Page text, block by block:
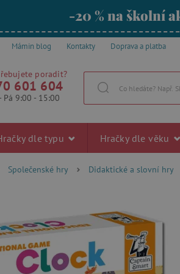
-20 % na školní
Mámin blog Kontakty Doprava a platba
poradit?
601 604
Pá 9:00 - 15:00
dle typu Hračky dle věku
Společenské hry Didaktické a slovní hry